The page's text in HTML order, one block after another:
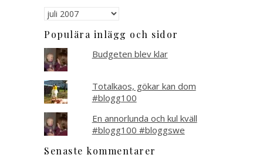
Arkiverat
Populära inlägg och sidor
Budgeten blev klar
Totalkaos, gökar kan dom
#blogg100
En annorlunda och kul kväll
#blogg100 #bloggswe
Senaste kommentarer